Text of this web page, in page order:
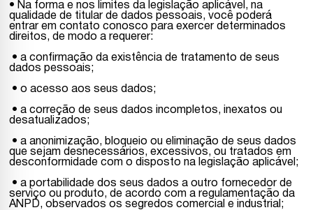
• Na forma e nos limites da legislação aplicável, na
qualidade de titular de dados pessoais, você poderá
entrar em contato conosco para exercer determinados
direitos, de modo a requerer:
• a confirmação da existência de tratamento de seus
dados pessoais;
• o acesso aos seus dados;
• a correção de seus dados incompletos, inexatos ou
desatualizados;
• a anonimização, bloqueio ou eliminação de seus dados
que sejam desnecessários, excessivos, ou tratados em
desconformidade com o disposto na legislação aplicável;
• a portabilidade dos seus dados a outro fornecedor de
serviço ou produto, de acordo com a regulamentação da
ANPD, observados os segredos comercial e industrial;